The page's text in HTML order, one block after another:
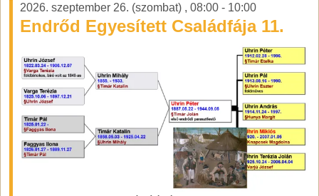
2026. szeptember 26. (szombat) , 08:00 - 10:00
Endrőd Egyesített Családfája 11.